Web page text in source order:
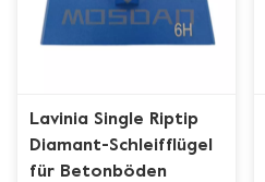
Lavinia Single Riptip
Diamant-Schleifflügel
für Betonböden